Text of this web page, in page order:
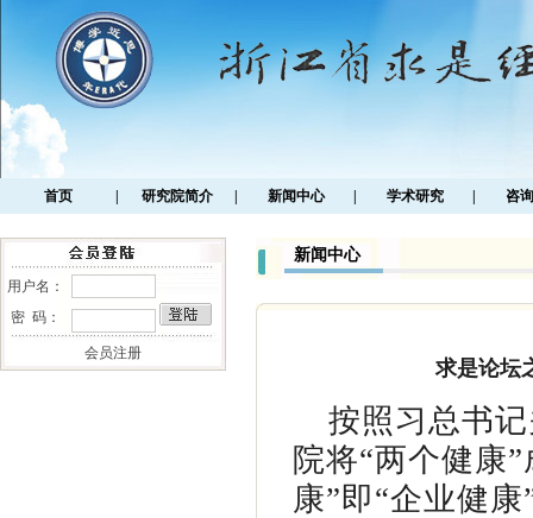
首页 研究院简介 新闻中心 学术研究 咨
用户名：
密 码：
会员注册
新闻中心
求是论坛
按照习总书
院将“两个健康
康”即“企业健